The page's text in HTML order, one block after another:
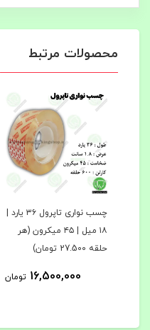
محصولات مرتبط
چسب نواری تاپرول ۳۶ یارد |
۱۸ میل | ۴۵ میکرون (هر
حلقه 27.500 تومان)
16,500,000 تومان